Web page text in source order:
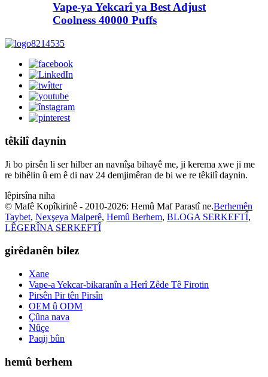
Vape-ya Yekcarî ya Best Adjust
Coolness 40000 Puffs
têkilî daynin
Ji bo pirsên li ser hilber an navnîşa bihayê me, ji kerema xwe ji me
re bihêlin û em ê di nav 24 demjimêran de bi we re têkilî daynin.
lêpirsîna niha
© Mafê Kopîkirinê - 2010-2026: Hemû Maf Parastî ne.Berhemên
Taybet, Nexşeya Malperê, Hemû Berhem, BLOGA SERKEFTÎ,
LÊGERÎNA SERKEFTÎ
girêdanên bilez
Xane
Vape-a Yekcar-bikaranîn a Herî Zêde Tê Firotin
Pirsên Pir tên Pirsîn
OEM û ODM
Çûna nava
Nûçe
Paqij bûn
hemû berhem